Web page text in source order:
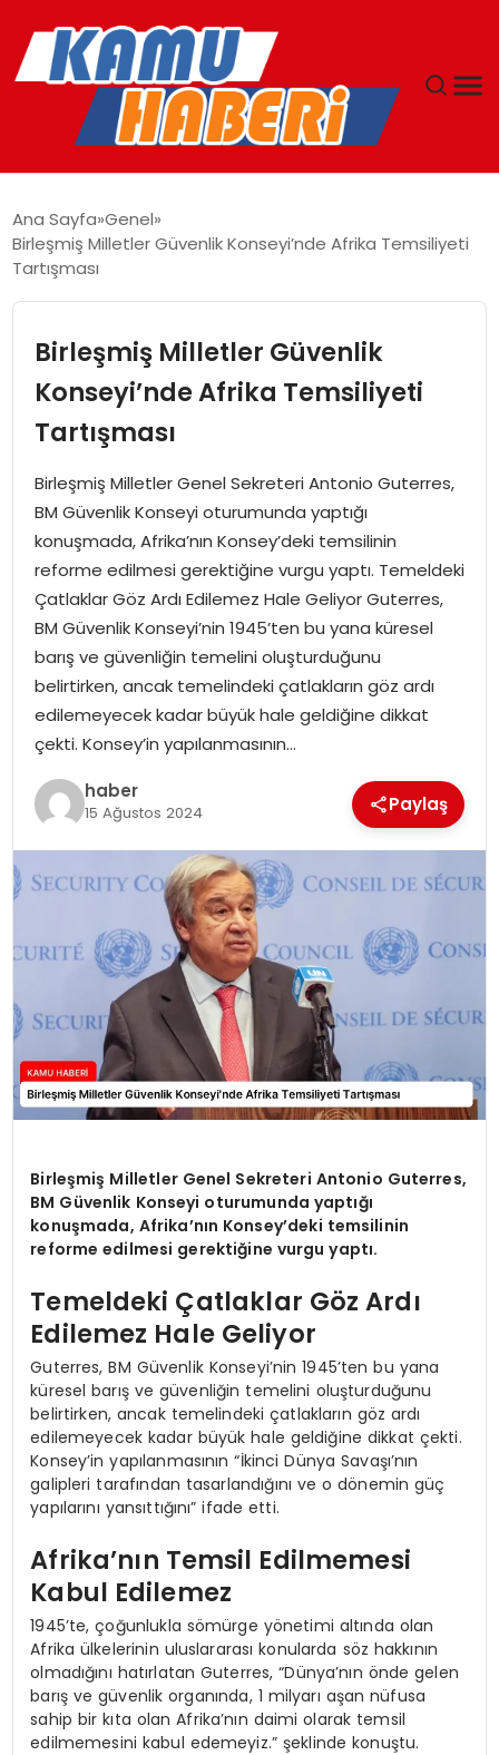
YAŞAM
MAGAZIN
EKONOMI
SPOR
TEKNOLOJI
EĞITIM
GENEL
Ana Sayfa Genel
Birleşmiş Milletler Güvenlik Konseyi’nde Afrika Temsiliyeti
Tartışması
Birleşmiş Milletler Güvenlik
Konseyi’nde Afrika Temsiliyeti
Tartışması
Birleşmiş Milletler Genel Sekreteri Antonio Guterres,
BM Güvenlik Konseyi oturumunda yaptığı
konuşmada, Afrika’nın Konsey’deki temsilinin
reforme edilmesi gerektiğine vurgu yaptı. Temeldeki
Çatlaklar Göz Ardı Edilemez Hale Geliyor Guterres,
BM Güvenlik Konseyi’nin 1945’ten bu yana küresel
barış ve güvenliğin temelini oluşturduğunu
belirtirken, ancak temelindeki çatlakların göz ardı
edilemeyecek kadar büyük hale geldiğine dikkat
çekti. Konsey’in yapılanmasının…
haber
15 Ağustos 2024 Paylaş
Birleşmiş Milletler Genel Sekreteri Antonio Guterres,
BM Güvenlik Konseyi oturumunda yaptığı
konuşmada, Afrika’nın Konsey’deki temsilinin
reforme edilmesi gerektiğine vurgu yaptı.
Temeldeki Çatlaklar Göz Ardı
Edilemez Hale Geliyor
Guterres, BM Güvenlik Konseyi’nin 1945’ten bu yana
küresel barış ve güvenliğin temelini oluşturduğunu
belirtirken, ancak temelindeki çatlakların göz ardı
edilemeyecek kadar büyük hale geldiğine dikkat çekti.
Konsey’in yapılanmasının “İkinci Dünya Savaşı’nın
galipleri tarafından tasarlandığını ve o dönemin güç
yapılarını yansıttığını” ifade etti.
Afrika’nın Temsil Edilmemesi
Kabul Edilemez
1945’te, çoğunlukla sömürge yönetimi altında olan
Afrika ülkelerinin uluslararası konularda söz hakkının
olmadığını hatırlatan Guterres, “Dünya’nın önde gelen
barış ve güvenlik organında, 1 milyarı aşan nüfusa
sahip bir kıta olan Afrika’nın daimi olarak temsil
edilmemesini kabul edemeyiz.” şeklinde konuştu.